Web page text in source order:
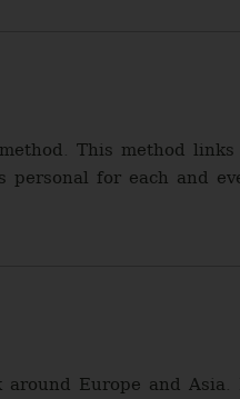
This method
for each and
Europe and